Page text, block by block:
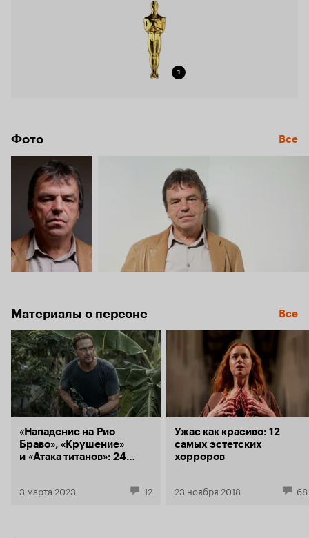
1
Фото Все
Материалы о персоне Все
«Нападение на Рио
Браво», «Крушение»
и «Атака титанов»: 24
3 марта 2023 12
Ужас как красиво: 12
самых эстетских
хорроров
23 ноября 2018 68